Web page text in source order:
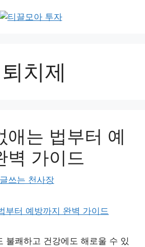
치제
애는 법부터 예
벽 가이드
글쓰는 천사장
불쾌하고 건강에도 해로울 수 있